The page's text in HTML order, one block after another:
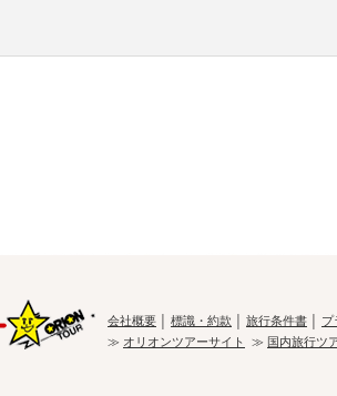
会社概要 標識・約款 旅行条件書 プ
≫ オリオンツアーサイト ≫ 国内旅行ツ